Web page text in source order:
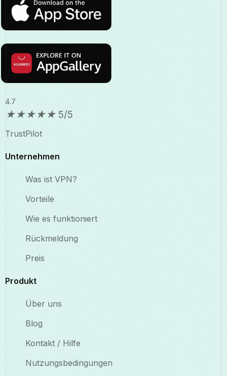
4.7
★★★★★ 5/5
TrustPilot
Unternehmen
Was ist VPN?
Vorteile
Wie es funktioniert
Rückmeldung
Preis
Produkt
Über uns
Blog
Kontakt / Hilfe
Nutzungsbedingungen